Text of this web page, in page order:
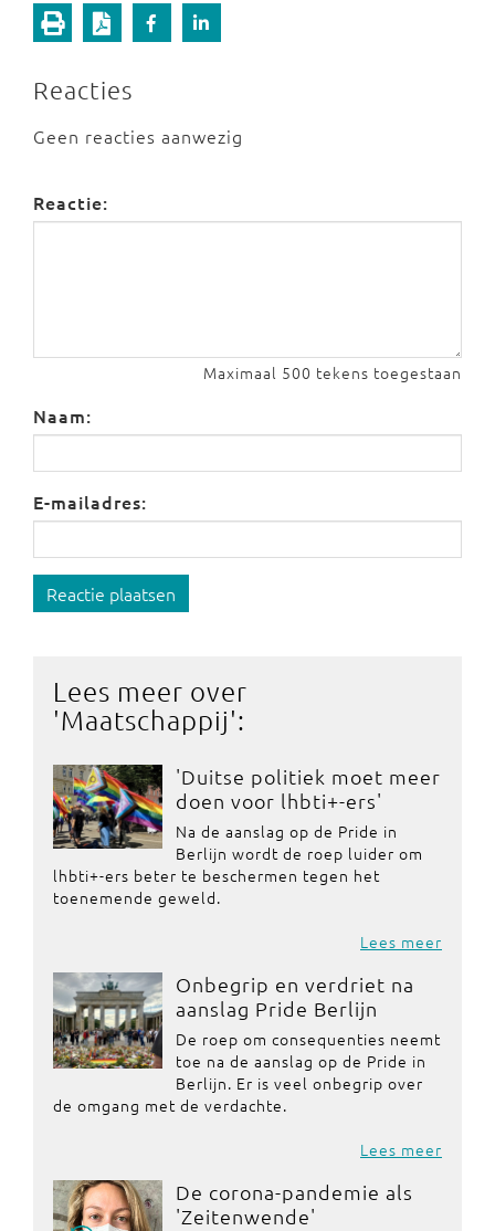
Reacties
Geen reacties aanwezig
Reactie:
Maximaal 500 tekens toegestaan
Naam:
E-mailadres:
Reactie plaatsen
Lees meer over
'Maatschappij':
'Duitse politiek moet meer
doen voor lhbti+-ers'
Na de aanslag op de Pride in
Berlijn wordt de roep luider om
lhbti+-ers beter te beschermen tegen het
toenemende geweld.
Lees meer
Onbegrip en verdriet na
aanslag Pride Berlijn
De roep om consequenties neemt
toe na de aanslag op de Pride in
Berlijn. Er is veel onbegrip over
de omgang met de verdachte.
Lees meer
De corona-pandemie als
'Zeitenwende'